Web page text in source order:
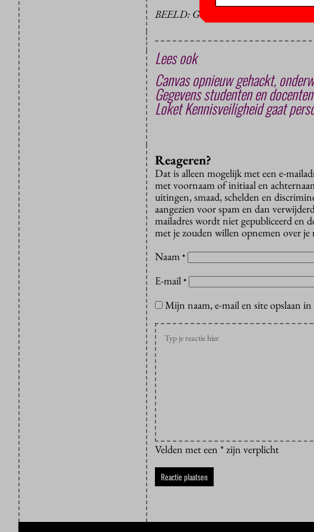
BEELD: GWENDAL COTTIN VIA
Lees ook
Canvas opnieuw gehackt,
Gegevens studenten en
Loket Kennisveiligheid gaat
Reageren?
Dat is alleen mogelijk met een e-
met voornaam of initiaal en
uitingen, smaad, schelden en
aangezien voor spam en dan
mailadres wordt niet gepubliceerd en
met je zouden willen opnemen over je
Naam *
E-mail *
Mijn naam, e-mail en site opslaan in
Velden met een * zijn verplicht